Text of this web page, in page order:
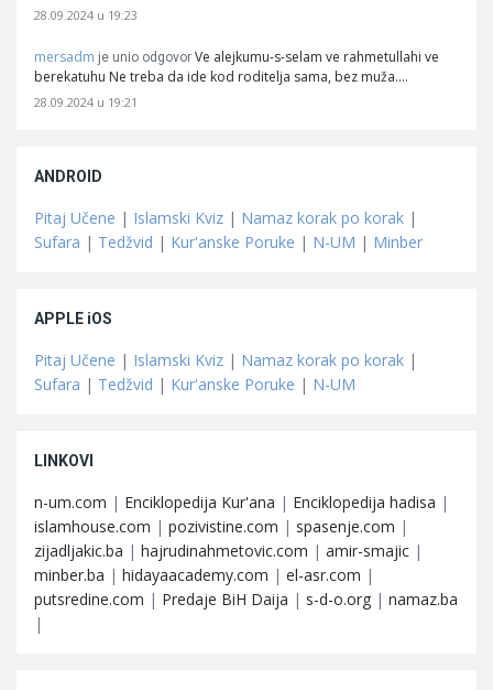
28.09.2024 u 19:23
mersadm je unio odgovor Ve alejkumu-s-selam ve rahmetullahi ve
berekatuhu Ne treba da ide kod roditelja sama, bez muža.…
28.09.2024 u 19:21
ANDROID
Pitaj Učene | Islamski Kviz | Namaz korak po korak |
Sufara | Tedžvid | Kur'anske Poruke | N-UM | Minber
APPLE iOS
Pitaj Učene | Islamski Kviz | Namaz korak po korak |
Sufara | Tedžvid | Kur'anske Poruke | N-UM
LINKOVI
n-um.com | Enciklopedija Kur'ana | Enciklopedija hadisa |
islamhouse.com | pozivistine.com | spasenje.com |
zijadljakic.ba | hajrudinahmetovic.com | amir-smajic |
minber.ba | hidayaacademy.com | el-asr.com |
putsredine.com | Predaje BiH Daija | s-d-o.org | namaz.ba
|